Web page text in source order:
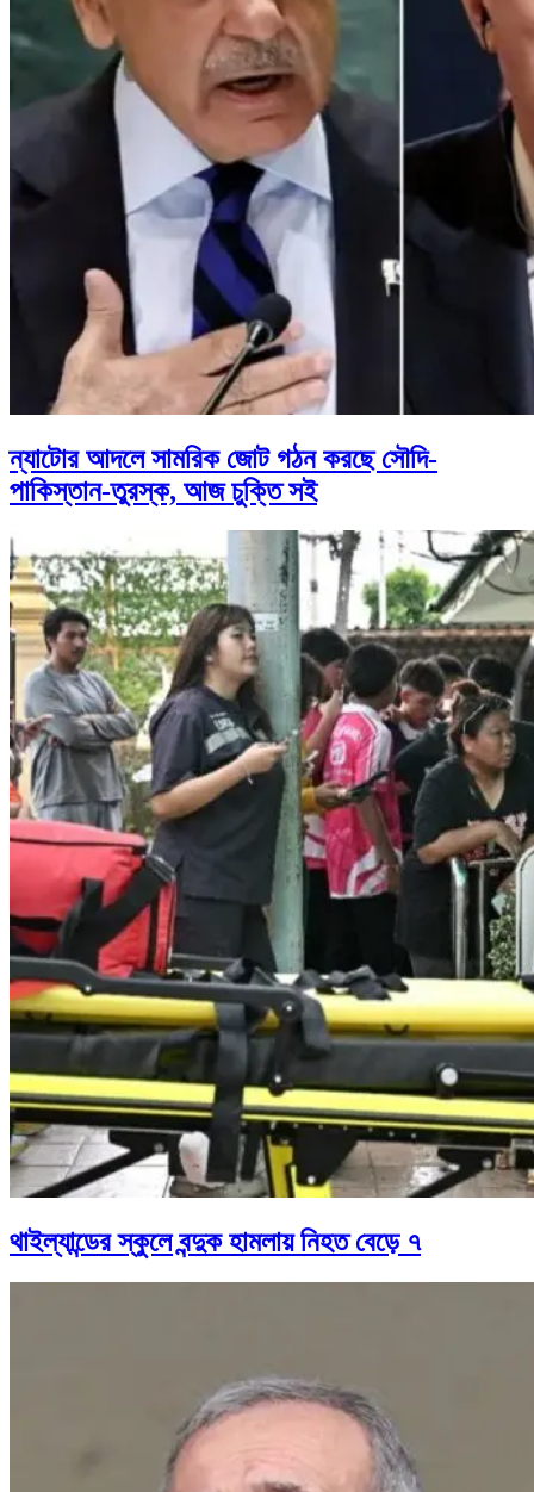
ন্যাটোর আদলে সামরিক জোট গঠন করছে সৌদি-
পাকিস্তান-তুরস্ক, আজ চুক্তি সই
থাইল্যান্ডের স্কুলে বন্দুক হামলায় নিহত বেড়ে ৭